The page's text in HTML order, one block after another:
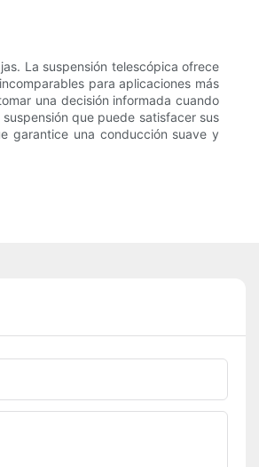
La suspensión telescópica ofrece
para aplicaciones más
una decisión informada cuando
que puede satisfacer sus
garantice una conducción suave y